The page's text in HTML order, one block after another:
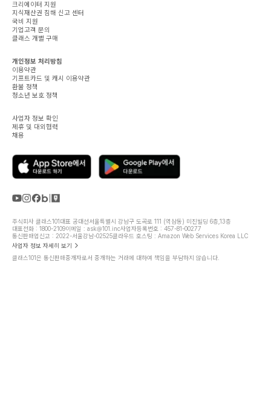
크리에이터 지원
지식재산권 침해 신고 센터
국비 지원
기업고객 문의
클래스 개별 구매
개인정보 처리방침
이용약관
기프트카드 및 캐시 이용약관
환불 정책
청소년 보호 정책
사업자 정보 확인
제휴 및 대외협력
채용
주식회사 클래스101대표 공대선서울특별시 강남구 도곡로 111 (역삼동) 미진빌딩 6층,13층
대표전화 : 1800-2109이메일 : ask@101.inc사업자등록번호 : 457-81-00277
통신판매업신고 : 2022-서울강남-02525클라우드 호스팅 : Amazon Web Services Korea LLC
사업자 정보 자세히 보기
클래스101은 통신판매중개자로서 중개하는 거래에 대하여 책임을 부담하지 않습니다.